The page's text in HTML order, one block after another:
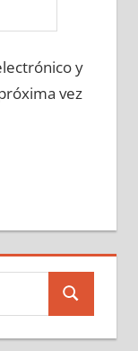
y
vez
Buscar